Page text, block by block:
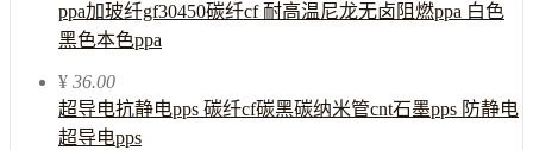
ppa加玻纤gf30450碳纤cf 耐高温尼龙无卤阻燃ppa 白色
黑色本色ppa
¥ 36.00
超导电抗静电pps 碳纤cf碳黑碳纳米管cnt石墨pps 防静电
超导电pps